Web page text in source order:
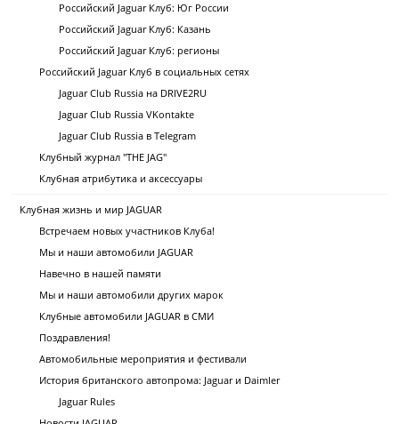
Российский Jaguar Клуб: Юг России
Российский Jaguar Клуб: Казань
Российский Jaguar Клуб: регионы
Российский Jaguar Клуб в социальных сетях
Jaguar Club Russia на DRIVE2RU
Jaguar Club Russia VKontakte
Jaguar Club Russia в Telegram
Клубный журнал "THE JAG"
Клубная атрибутика и аксессуары
Клубная жизнь и мир JAGUAR
Встречаем новых участников Клуба!
Мы и наши автомобили JAGUAR
Навечно в нашей памяти
Мы и наши автомобили других марок
Клубные автомобили JAGUAR в СМИ
Поздравления!
Автомобильные мероприятия и фестивали
История британского автопрома: Jaguar и Daimler
Jaguar Rules